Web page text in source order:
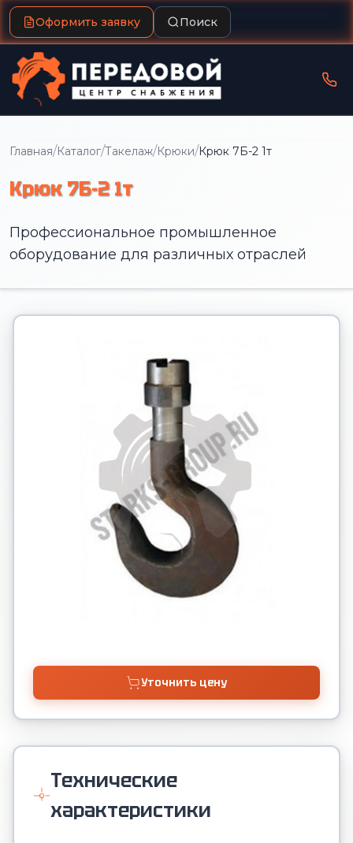
Оформить заявку Поиск
Главная/Каталог/Такелаж/Крюки/Крюк 7Б-2 1т
Крюк 7Б-2 1т
Профессиональное промышленное
оборудование для различных отраслей
Уточнить цену
Технические
характеристики